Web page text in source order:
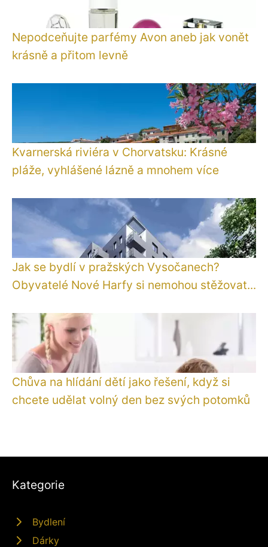
Nepodceňujte parfémy Avon aneb jak vonět
krásně a přitom levně
Kvarnerská riviéra v Chorvatsku: Krásné
pláže, vyhlášené lázně a mnohem více
Jak se bydlí v pražských Vysočanech?
Obyvatelé Nové Harfy si nemohou stěžovat...
Chůva na hlídání dětí jako řešení, když si
chcete udělat volný den bez svých potomků
Kategorie
Bydlení
Dárky